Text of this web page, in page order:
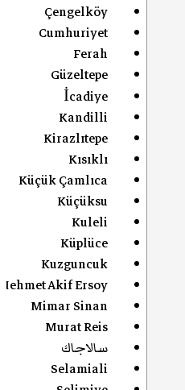
Çengelköy
Cumhuriyet
Ferah
Güzeltepe
İcadiye
Kandilli
Kirazlıtepe
Kısıklı
Küçük Çamlıca
Küçüksu
Kuleli
Küplüce
Kuzguncuk
Akif Ersoy
Mimar Sinan
Murat Reis
سالاجاك
Selamiali